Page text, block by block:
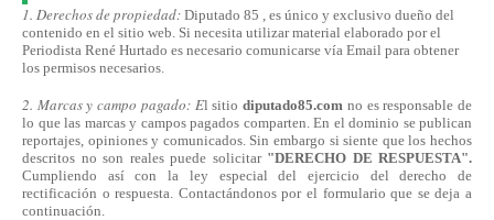
1. Derechos de propiedad: Diputado 85 , es único y exclusivo dueño del
contenido en el sitio web. Si necesita utilizar material elaborado por el
Periodista René Hurtado es necesario comunicarse vía Email para obtener
los permisos necesarios.
2. Marcas y campo pagado: El sitiodiputado85.com no es responsable de
lo que las marcas y campos pagados comparten. En el dominio se publican
reportajes, opiniones y comunicados. Sin embargo si siente que los hechos
descritos no son reales puede solicitar "DERECHO DE RESPUESTA".
Cumpliendo asícon la ley especial del ejercicio del derecho de
rectificación o respuesta. Contactándonospor el formulario que se deja a
continuación.